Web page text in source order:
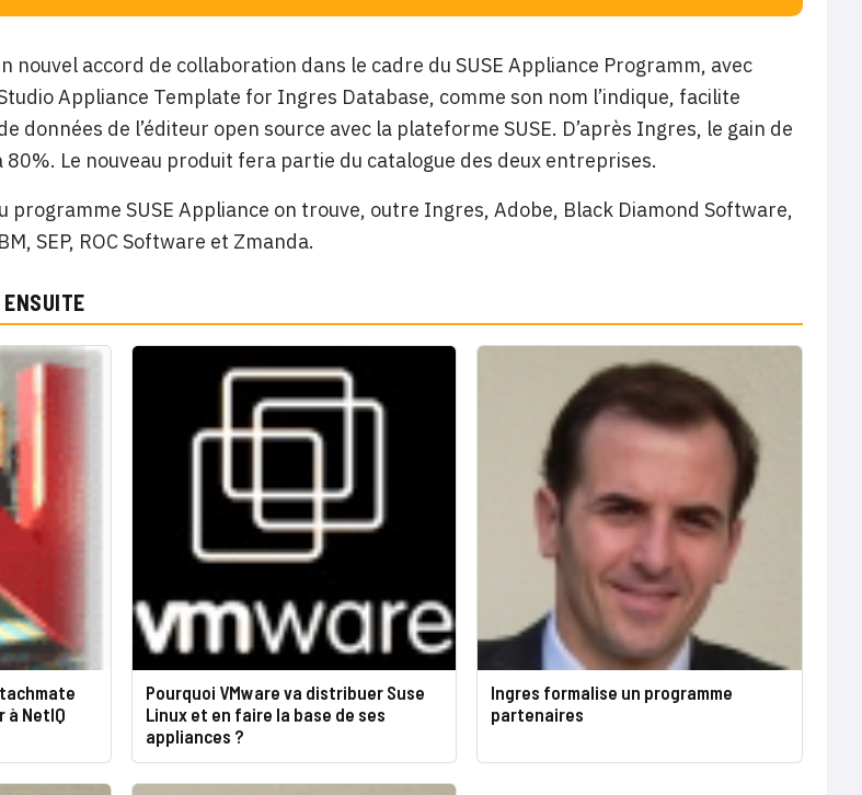
nouvel accord de collaboration dans le cadre du SUSE Appliance Programm, avec
Appliance Template for Ingres Database, comme son nom l’indique, facilite
données de l’éditeur open source avec la plateforme SUSE. D’après Ingres, le gain de
80%. Le nouveau produit fera partie du catalogue des deux entreprises.
programme SUSE Appliance on trouve, outre Ingres, Adobe, Black Diamond Software,
SEP, ROC Software et Zmanda.
NetIQ
Pourquoi VMware va distribuer Suse
Linux et en faire la base de ses
appliances ?
Ingres formalise un programme
partenaires